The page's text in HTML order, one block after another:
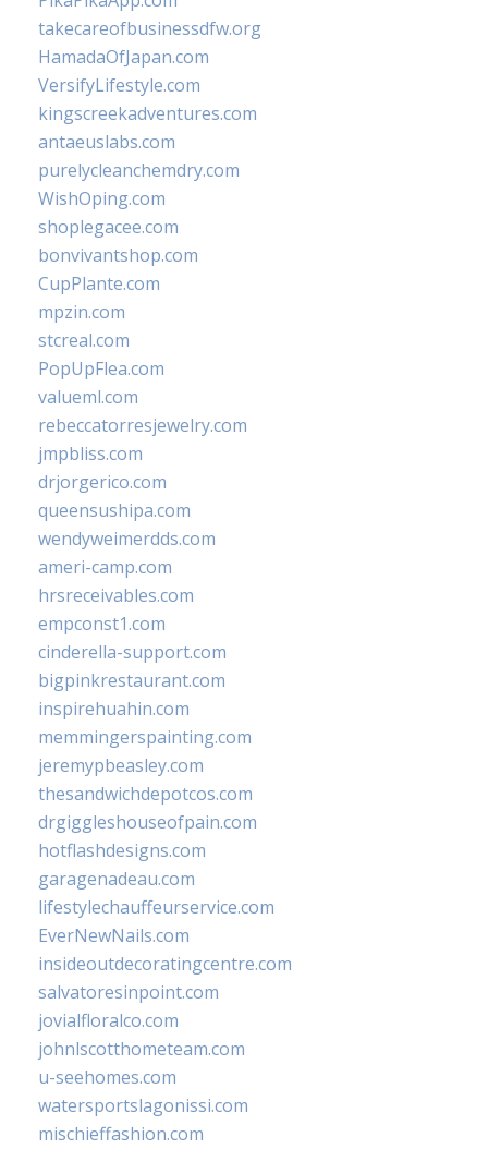
takecareofbusinessdfw.org
HamadaOfJapan.com
VersifyLifestyle.com
kingscreekadventures.com
antaeuslabs.com
purelycleanchemdry.com
WishOping.com
shoplegacee.com
bonvivantshop.com
CupPlante.com
mpzin.com
stcreal.com
PopUpFlea.com
valueml.com
rebeccatorresjewelry.com
jmpbliss.com
drjorgerico.com
queensushipa.com
wendyweimerdds.com
ameri-camp.com
hrsreceivables.com
empconst1.com
cinderella-support.com
bigpinkrestaurant.com
inspirehuahin.com
memmingerspainting.com
jeremypbeasley.com
thesandwichdepotcos.com
drgiggleshouseofpain.com
hotflashdesigns.com
garagenadeau.com
lifestylechauffeurservice.com
EverNewNails.com
insideoutdecoratingcentre.com
salvatoresinpoint.com
jovialfloralco.com
johnlscotthometeam.com
u-seehomes.com
watersportslagonissi.com
mischieffashion.com